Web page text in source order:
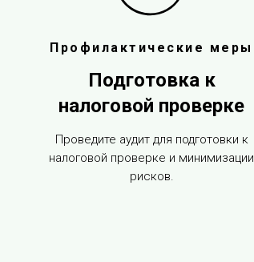
Профилактические меры
Подготовка к
налоговой проверке
Проведите аудит для подготовки к
налоговой проверке и минимизации
рисков.